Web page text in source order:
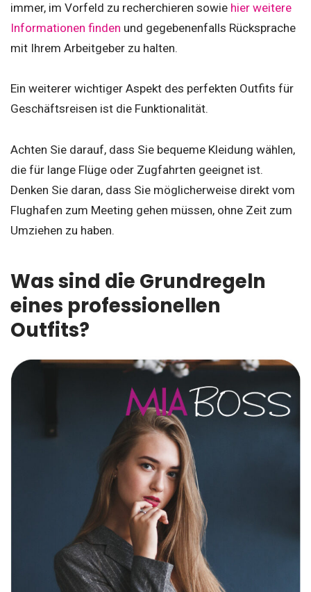
immer, im Vorfeld zu recherchieren sowie hier weitere
Informationen finden und gegebenenfalls Rücksprache
mit Ihrem Arbeitgeber zu halten.
Ein weiterer wichtiger Aspekt des perfekten Outfits für
Geschäftsreisen ist die Funktionalität.
Achten Sie darauf, dass Sie bequeme Kleidung wählen,
die für lange Flüge oder Zugfahrten geeignet ist.
Denken Sie daran, dass Sie möglicherweise direkt vom
Flughafen zum Meeting gehen müssen, ohne Zeit zum
Umziehen zu haben.
Was sind die Grundregeln
eines professionellen
Outfits?